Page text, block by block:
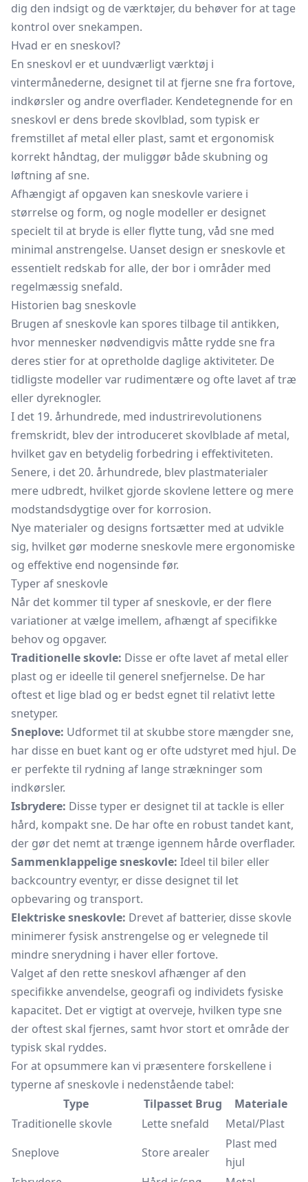
dig den indsigt og de værktøjer, du behøver for at tage
kontrol over snekampen.
Hvad er en sneskovl?
En sneskovl er et uundværligt værktøj i
vintermånederne, designet til at fjerne sne fra fortove,
indkørsler og andre overflader. Kendetegnende for en
sneskovl er dens brede skovlblad, som typisk er
fremstillet af metal eller plast, samt et ergonomisk
korrekt håndtag, der muliggør både skubning og
løftning af sne.
Afhængigt af opgaven kan sneskovle variere i
størrelse og form, og nogle modeller er designet
specielt til at bryde is eller flytte tung, våd sne med
minimal anstrengelse. Uanset design er sneskovle et
essentielt redskab for alle, der bor i områder med
regelmæssig snefald.
Historien bag sneskovle
Brugen af sneskovle kan spores tilbage til antikken,
hvor mennesker nødvendigvis måtte rydde sne fra
deres stier for at opretholde daglige aktiviteter. De
tidligste modeller var rudimentære og ofte lavet af træ
eller dyreknogler.
I det 19. århundrede, med industrirevolutionens
fremskridt, blev der introduceret skovlblade af metal,
hvilket gav en betydelig forbedring i effektiviteten.
Senere, i det 20. århundrede, blev plastmaterialer
mere udbredt, hvilket gjorde skovlene lettere og mere
modstandsdygtige over for korrosion.
Nye materialer og designs fortsætter med at udvikle
sig, hvilket gør moderne sneskovle mere ergonomiske
og effektive end nogensinde før.
Typer af sneskovle
Når det kommer til typer af sneskovle, er der flere
variationer at vælge imellem, afhængt af specifikke
behov og opgaver.
Traditionelle skovle: Disse er ofte lavet af metal eller
plast og er ideelle til generel snefjernelse. De har
oftest et lige blad og er bedst egnet til relativt lette
snetyper.
Sneplove: Udformet til at skubbe store mængder sne,
har disse en buet kant og er ofte udstyret med hjul. De
er perfekte til rydning af lange strækninger som
indkørsler.
Isbrydere: Disse typer er designet til at tackle is eller
hård, kompakt sne. De har ofte en robust tandet kant,
der gør det nemt at trænge igennem hårde overflader.
Sammenklappelige sneskovle: Ideel til biler eller
backcountry eventyr, er disse designet til let
opbevaring og transport.
Elektriske sneskovle: Drevet af batterier, disse skovle
minimerer fysisk anstrengelse og er velegnede til
mindre snerydning i haver eller fortove.
Valget af den rette sneskovl afhænger af den
specifikke anvendelse, geografi og individets fysiske
kapacitet. Det er vigtigt at overveje, hvilken type sne
der oftest skal fjernes, samt hvor stort et område der
typisk skal ryddes.
For at opsummere kan vi præsentere forskellene i
typerne af sneskovle i nedenstående tabel:
Type
Tilpasset Brug
Materiale
Traditionelle skovle
Lette snefald
Metal/Plast
Sneplove
Store arealer
Plast med
hjul